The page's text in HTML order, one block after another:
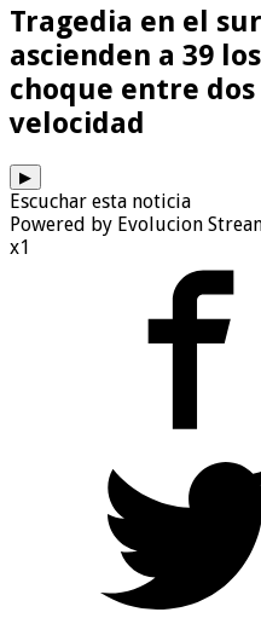
Tragedia en el
ascienden a 39
choque entre
velocidad
▶
Escuchar esta noticia
Powered by Evolucion
x1